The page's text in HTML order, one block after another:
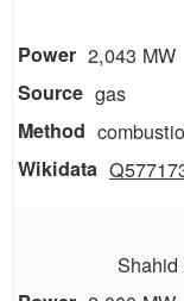
2,043 MW
gas
Shahid